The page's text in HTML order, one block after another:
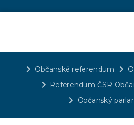
Občanské referendum
Referendum ČSR
Občanský